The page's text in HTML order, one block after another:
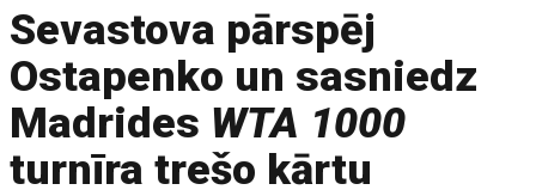
Sevastova pārspēj
Ostapenko un sasniedz
Madrides WTA 1000
turnīra trešo kārtu